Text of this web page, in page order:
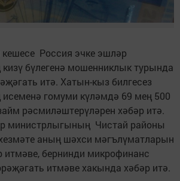
Россия эчке эшләр
бүлегенә мошенниклык турында
итә. Хатын-кыз билгесез
гомуми күләмдә 69 мең 500
рәсмиләштерүләрен хәбәр итә.
министрлыгының Чистай районы
аның шәхси мәгълүматларын
итмәве, бернинди микрофинанс
итмәве хакында хәбәр итә.